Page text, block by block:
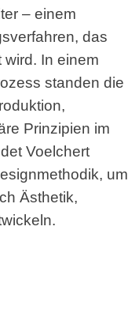
– einem
das
In einem
standen die
Prinzipien im
Voelchert
um
Ästhetik,